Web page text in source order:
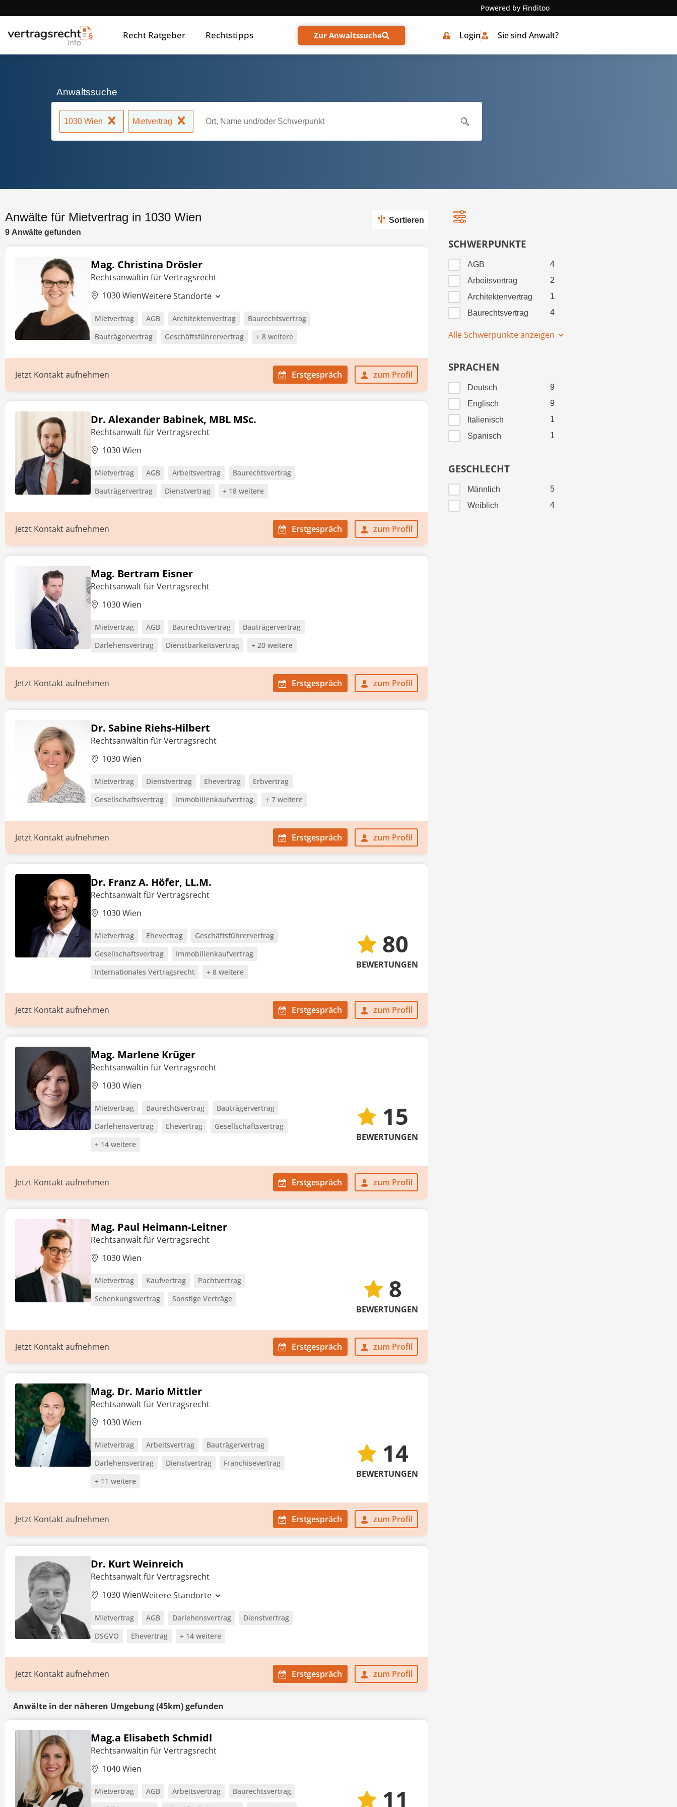
Powered by Finditoo
Recht Ratgeber Rechtstipps Zur Anwaltssuche Login Sie sind Anwalt?
Anwaltssuche
1030 Wien Mietvertrag
Anwälte für Mietvertrag in 1030 Wien
9 Anwälte gefunden
Sortieren
Mag. Christina Drösler
Rechtsanwältin für Vertragsrecht
1030 WienWeitere Standorte
Mietvertrag AGB Architektenvertrag
Baurechtsvertrag
Bauträgervertrag
Geschäftsführervertrag + 8 weitere
Jetzt Kontakt aufnehmen Erstgespräch zum Profil
Dr. Alexander Babinek, MBL MSc.
Rechtsanwalt für Vertragsrecht
1030 Wien
Mietvertrag AGB Arbeitsvertrag
Baurechtsvertrag
Bauträgervertrag
Dienstvertrag + 18 weitere
Jetzt Kontakt aufnehmen Erstgespräch zum Profil
Mag. Bertram Eisner
Rechtsanwalt für Vertragsrecht
1030 Wien
Mietvertrag AGB Baurechtsvertrag
Bauträgervertrag
Darlehensvertrag
Dienstbarkeitsvertrag + 20 weitere
Jetzt Kontakt aufnehmen Erstgespräch zum Profil
Dr. Sabine Riehs-Hilbert
Rechtsanwältin für Vertragsrecht
1030 Wien
Mietvertrag Dienstvertrag Ehevertrag
Erbvertrag
Gesellschaftsvertrag
Immobilienkaufvertrag + 7 weitere
Jetzt Kontakt aufnehmen Erstgespräch zum Profil
Dr. Franz A. Höfer, LL.M.
Rechtsanwalt für Vertragsrecht
1030 Wien
Mietvertrag Ehevertrag
Geschäftsführervertrag
Gesellschaftsvertrag
Immobilienkaufvertrag
Internationales Vertragsrecht
+ 8 weitere
80
BEWERTUNGEN
Jetzt Kontakt aufnehmen Erstgespräch zum Profil
Mag. Marlene Krüger
Rechtsanwältin für Vertragsrecht
1030 Wien
Mietvertrag Baurechtsvertrag
Bauträgervertrag
Darlehensvertrag
Ehevertrag
Gesellschaftsvertrag
+ 14 weitere
15
BEWERTUNGEN
Jetzt Kontakt aufnehmen Erstgespräch zum Profil
Mag. Paul Heimann-Leitner
Rechtsanwalt für Vertragsrecht
1030 Wien
Mietvertrag Kaufvertrag
Pachtvertrag
Schenkungsvertrag
Sonstige Verträge 8
BEWERTUNGEN
Jetzt Kontakt aufnehmen Erstgespräch zum Profil
Mag. Dr. Mario Mittler
Rechtsanwalt für Vertragsrecht
1030 Wien
Mietvertrag Arbeitsvertrag
Bauträgervertrag
Darlehensvertrag
Dienstvertrag
Franchisevertrag
+ 11 weitere
14
BEWERTUNGEN
Jetzt Kontakt aufnehmen Erstgespräch zum Profil
Dr. Kurt Weinreich
Rechtsanwalt für Vertragsrecht
1030 WienWeitere Standorte
Mietvertrag AGB Darlehensvertrag
Dienstvertrag
DSGVO
Ehevertrag + 14 weitere
Jetzt Kontakt aufnehmen Erstgespräch zum Profil
Anwälte in der näheren Umgebung (45km) gefunden
Mag.a Elisabeth Schmidl
Rechtsanwältin für Vertragsrecht
1040 Wien
Mietvertrag AGB Arbeitsvertrag
Baurechtsvertrag
11
SCHWERPUNKTE
AGB
4
Arbeitsvertrag
2
Architektenvertrag
1
Baurechtsvertrag
4
Alle Schwerpunkte anzeigen
SPRACHEN
Deutsch
9
Englisch
9
Italienisch
1
Spanisch
1
GESCHLECHT
Männlich
5
Weiblich
4